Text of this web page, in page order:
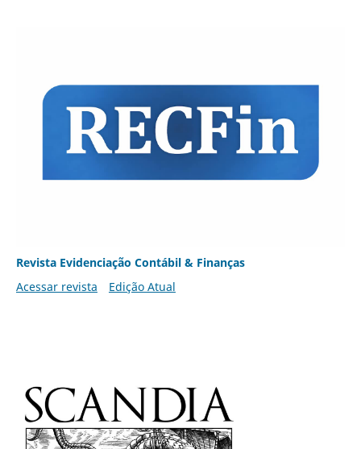
Revista Evidenciação Contábil & Finanças
Acessar revista
Edição Atual